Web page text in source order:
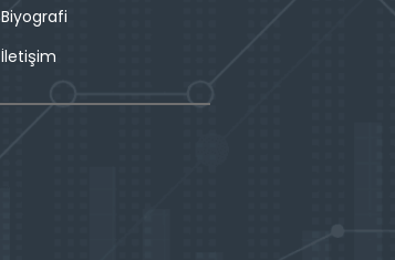
Biyografi
İletişim